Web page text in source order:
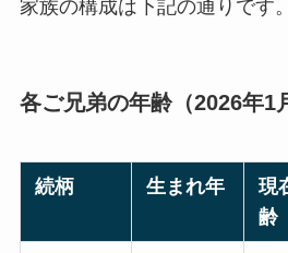
家族の構成は下記の通りです。
各ご兄弟の年齢（2026年1
続柄 生まれ年
現
齢